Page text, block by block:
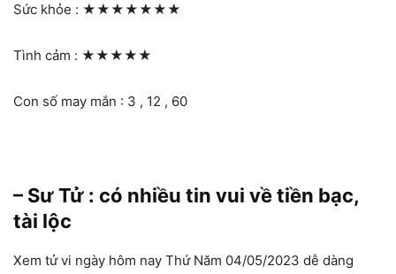
Sức khỏe : ★★★★★★★
Tình cảm : ★★★★★
Con số may mắn : 3 , 12 , 60
– Sư Tử : có nhiều tin vui về tiền bạc,
tài lộc
Xem tử vi ngày hôm nay Thứ Năm 04/05/2023 dễ dàng